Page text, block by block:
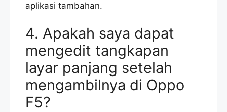
aplikasi tambahan.
4. Apakah saya dapat
mengedit tangkapan
layar panjang setelah
mengambilnya di Oppo
F5?